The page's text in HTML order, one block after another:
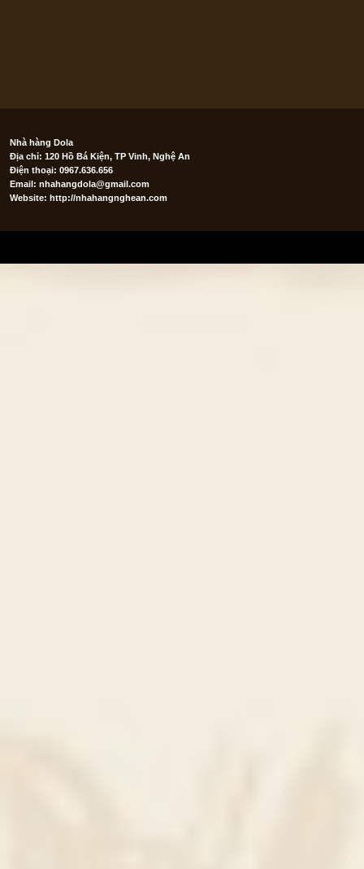
Nhà hàng Dola
Địa chỉ: 120 Hồ Bá Kiện, TP Vinh, Nghệ An
Điện thoại: 0967.636.656
Email: nhahangdola@gmail.com
Website: http://nhahangnghean.com